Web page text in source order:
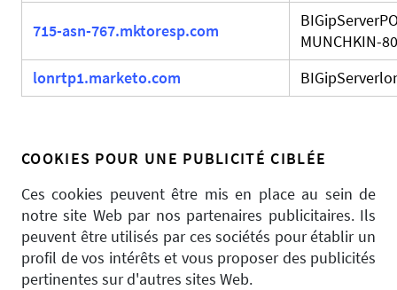
715-asn-767.mktoresp.com
MUNCHKIN-80
lonrtp1.marketo.com
COOKIES POUR UNE PUBLICITÉ CIBLÉE
Ces cookies peuvent être mis en place au sein de
notre site Web par nos partenaires publicitaires. Ils
peuvent être utilisés par ces sociétés pour établir un
profil de vos intérêts et vous proposer des publicités
pertinentes sur d'autres sites Web.